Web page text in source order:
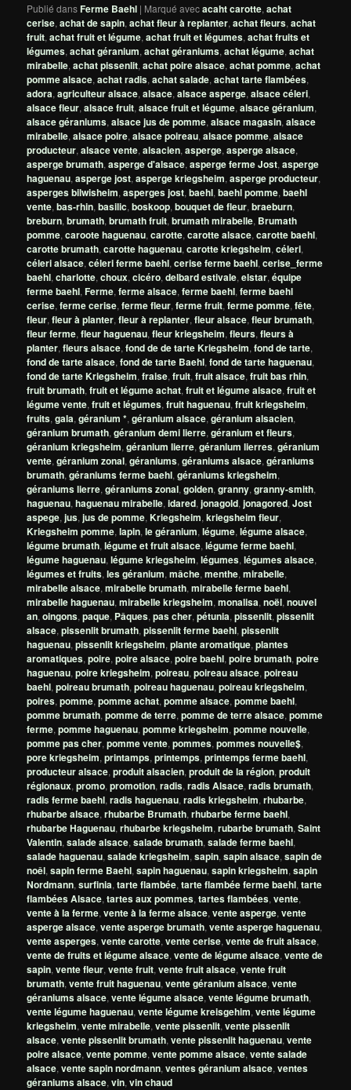
Publié dansFerme Baehl | Marqué avecacaht carotte,achat
cerise,achat de sapin,achat fleur à replanter,achat fleurs,achat
fruit,achat fruit et légume,achat fruit et légumes,achat fruits et
légumes,achat géranium,achat géraniums,achat légume,achat
mirabelle,achat pissenlit,achat poire alsace,achat pomme,achat
pomme alsace,achat radis,achat salade,achat tarte flambées,
adora,agriculteur alsace,alsace,alsace asperge,alsace céleri,
alsace fleur,alsace fruit,alsace fruit et légume,alsace géranium,
alsace géraniums,alsace jus de pomme,alsace magasin,alsace
mirabelle,alsace poire,alsace poireau,alsace pomme,alsace
producteur,alsace vente,alsacien,asperge,asperge alsace,
asperge brumath,asperge d'alsace,asperge ferme Jost,asperge
haguenau,asperge jost,asperge kriegsheim,asperge producteur,
asperges bilwisheim,asperges jost,baehl,baehl pomme,baehl
vente,bas-rhin,basilic,boskoop,bouquet de fleur,braeburn,
breburn,brumath,brumath fruit,brumath mirabelle, Brumath
pomme,caroote haguenau,carotte,carotte alsace,carotte baehl,
carotte brumath,carotte haguenau,carotte kriegsheim,céleri,
céleri alsace,céleri ferme baehl,cerise ferme baehl,cerise_ferme
baehl,charlotte,choux,cicéro,delbard estivale,elstar,équipe
ferme baehl,Ferme,ferme alsace,ferme baehl,ferme baehl
cerise,ferme cerise,ferme fleur,ferme fruit,ferme pomme,fête,
fleur,fleur à planter,fleur à replanter,fleur alsace,fleur brumath,
fleur ferme,fleur haguenau,fleur kriegsheim,fleurs,fleurs à
planter,fleurs alsace,fond de de tarte Kriegsheim,fond de tarte,
fond de tarte alsace,fond de tarte Baehl,fond de tarte haguenau,
fond de tarte Kriegsheim,fraise,fruit,fruit alsace,fruit bas rhin,
fruit brumath,fruit et légume achat,fruit et légume alsace,fruit et
légume vente,fruit et légumes,fruit haguenau,fruit kriegsheim,
fruits,gala,géranium *,géranium alsace,géranium alsacien,
géranium brumath,géranium demi lierre,géranium et fleurs,
géranium kriegsheim,géranium lierre,géranium lierres,géranium
vente,géranium zonal,géraniums,géraniums alsace,géraniums
brumath,géraniums ferme baehl,géraniums kriegsheim,
géraniums lierre,géraniums zonal,golden,granny,granny-smith,
haguenau,haguenau mirabelle,idared,jonagold,jonagored,Jost
aspege,jus,jus de pomme,Kriegsheim,kriegsheim fleur,
Kriegsheim pomme,lapin,le géranium,légume,légume alsace,
légume brumath,légume et fruit alsace,légume ferme baehl,
légume haguenau,légume kriegsheim,légumes,légumes alsace,
légumes et fruits,les géranium,mâche,menthe,mirabelle,
mirabelle alsace,mirabelle brumath,mirabelle ferme baehl,
mirabelle haguenau,mirabelle kriegsheim,monalisa,noël,nouvel
an,oingons,paque, Pâques,pas cher,pétunia,pissenlit,pissenlit
alsace,pissenlit brumath,pissenlit ferme baehl,pissenlit
haguenau,pissenlit kriegsheim,plante aromatique,plantes
aromatiques,poire,poire alsace,poire baehl,poire brumath,poire
haguenau,poire kriegsheim,poireau,poireau alsace,poireau
baehl,poireau brumath,poireau haguenau,poireau kriegsheim,
poires,pomme,pomme achat,pomme alsace,pomme baehl,
pomme brumath,pomme de terre,pomme de terre alsace,pomme
ferme,pomme haguenau,pomme kriegsheim,pomme nouvelle,
pomme pas cher,pomme vente,pommes,pommes nouvelle$,
pore kriegsheim,printamps,printemps,printemps ferme baehl,
producteur alsace,produit alsacien,produit de la région,produit
régionaux,promo,promotion,radis,radis Alsace,radis brumath,
radis ferme baehl,radis haguenau,radis kriegsheim,rhubarbe,
rhubarbe alsace,rhubarbe Brumath,rhubarbe ferme baehl,
rhubarbe Haguenau,rhubarbe kriegsheim,rubarbe brumath,Saint
Valentin,salade alsace,salade brumath,salade ferme baehl,
salade haguenau,salade kriegsheim,sapin,sapin alsace,sapin de
noêl,sapin ferme Baehl,sapin haguenau,sapin kriegsheim,sapin
Nordmann,surfinia,tarte flambée,tarte flambée ferme baehl,tarte
flambées Alsace,tartes aux pommes,tartes flambées,vente,
vente à la ferme,vente à la ferme alsace,vente asperge,vente
asperge alsace,vente asperge brumath,vente asperge haguenau,
vente asperges,vente carotte,vente cerise,vente de fruit alsace,
vente de fruits et légume alsace,vente de légume alsace,vente de
sapin,vente fleur,vente fruit,vente fruit alsace,vente fruit
brumath,vente fruit haguenau,vente géranium alsace,vente
géraniums alsace,vente légume alsace,vente légume brumath,
vente légume haguenau,vente légume kreisgehim,vente légume
kriegsheim,vente mirabelle,vente pissenlit,vente pissenlit
alsace,vente pissenlit brumath,vente pissenlit haguenau,vente
poire alsace,vente pomme,vente pomme alsace,vente salade
alsace,vente sapin nordmann,ventes géranium alsace,ventes
géraniums alsace,vin,vin chaud